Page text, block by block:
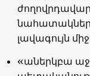
լավագույն
«աներկբա